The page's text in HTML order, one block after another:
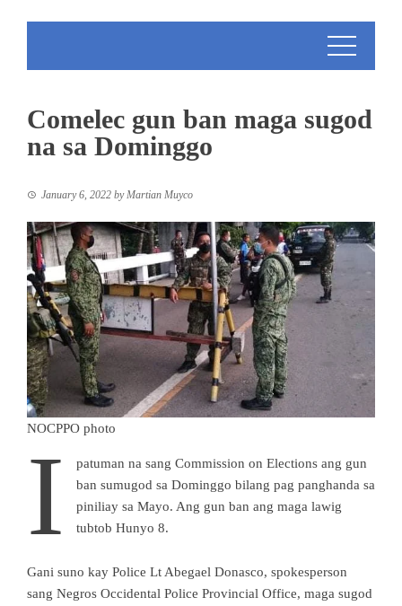
Comelec gun ban maga sugod
na sa Dominggo
January 6, 2022 by Martian Muyco
NOCPPO photo
I
patuman na sang Commission on Elections ang gun
ban sumugod sa Dominggo bilang pag panghanda sa
piniliay sa Mayo. Ang gun ban ang maga lawig
tubtob Hunyo 8.
Gani suno kay Police Lt Abegael Donasco, spokesperson
sang Negros Occidental Police Provincial Office, maga sugod